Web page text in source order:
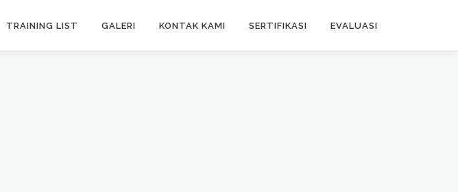
TRAINING LIST GALERI KONTAK KAMI SERTIFIKASI EVALUASI